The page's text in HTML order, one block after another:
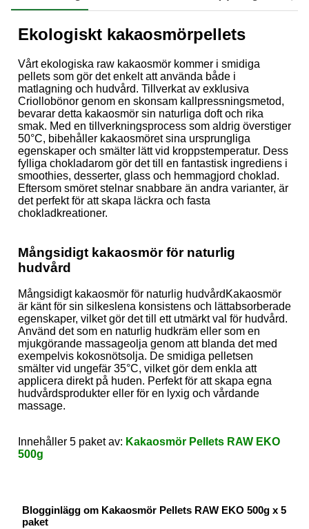
Ekologiskt kakaosmörpellets
Vårt ekologiska raw kakaosmör kommer i smidiga
pellets som gör det enkelt att använda både i
matlagning och hudvård. Tillverkat av exklusiva
Criollobönor genom en skonsam kallpressningsmetod,
bevarar detta kakaosmör sin naturliga doft och rika
smak. Med en tillverkningsprocess som aldrig överstiger
50°C, bibehåller kakaosmöret sina ursprungliga
egenskaper och smälter lätt vid kroppstemperatur. Dess
fylliga chokladarom gör det till en fantastisk ingrediens i
smoothies, desserter, glass och hemmagjord choklad.
Eftersom smöret stelnar snabbare än andra varianter, är
det perfekt för att skapa läckra och fasta
chokladkreationer.
Mångsidigt kakaosmör för naturlig
hudvård
Mångsidigt kakaosmör för naturlig hudvårdKakaosmör
är känt för sin silkeslena konsistens och lättabsorberade
egenskaper, vilket gör det till ett utmärkt val för hudvård.
Använd det som en naturlig hudkräm eller som en
mjukgörande massageolja genom att blanda det med
exempelvis kokosnötsolja. De smidiga pelletsen
smälter vid ungefär 35°C, vilket gör dem enkla att
applicera direkt på huden. Perfekt för att skapa egna
hudvårdsprodukter eller för en lyxig och vårdande
massage.
Innehåller 5 paket av: Kakaosmör Pellets RAW EKO
500g
Blogginlägg om Kakaosmör Pellets RAW EKO 500g x 5
paket